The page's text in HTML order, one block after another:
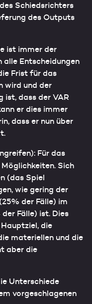
Schiedsrichters
des Outputs
ist immer der
alle Entscheidungen
Frist für das
wird und der
ist, dass der VAR
er dies immer
dass er nun über
Für das
Sich
(das Spiel
wie gering der
der Fälle) im
Fälle) ist. Dies
die
materiellen und die
aber die
Unterschiede
vorgeschlagenen